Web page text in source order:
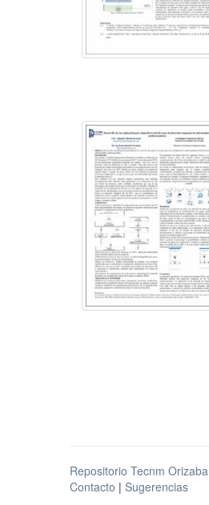
Repositorio Tecnm Orizaba
Contacto | Sugerencias